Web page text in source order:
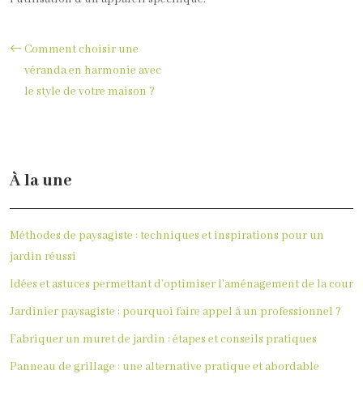
Comment choisir une
véranda en harmonie avec
le style de votre maison ?
À la une
Méthodes de paysagiste : techniques et inspirations pour un
jardin réussi
Idées et astuces permettant d’optimiser l’aménagement de la cour
Jardinier paysagiste : pourquoi faire appel à un professionnel ?
Fabriquer un muret de jardin : étapes et conseils pratiques
Panneau de grillage : une alternative pratique et abordable